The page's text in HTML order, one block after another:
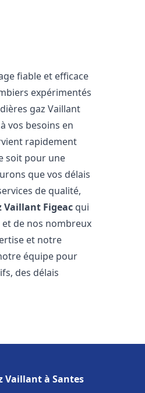
fiable et efficace
expérimentés
gaz Vaillant
vos besoins en
rapidement
soit pour une
que vos délais
de qualité,
Vaillant Figeac qui
de nos nombreux
et notre
équipe pour
des délais
Vaillant à Santes